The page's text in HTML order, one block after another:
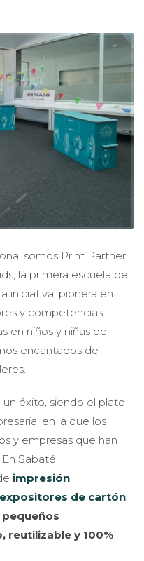
somos Print Partner
la primera escuela de
iniciativa, pionera en
y competencias
en niños y niñas de
encantados de
un éxito, siendo el plato
en la que los
y empresas que han
Sabaté
impresión
expositores de cartón
reutilizable y 100%